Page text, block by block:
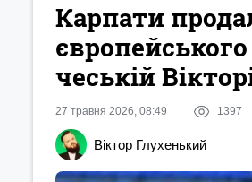
Карпати
чеській
27 травня 2026, 08:49 1397
Віктор Глухенький